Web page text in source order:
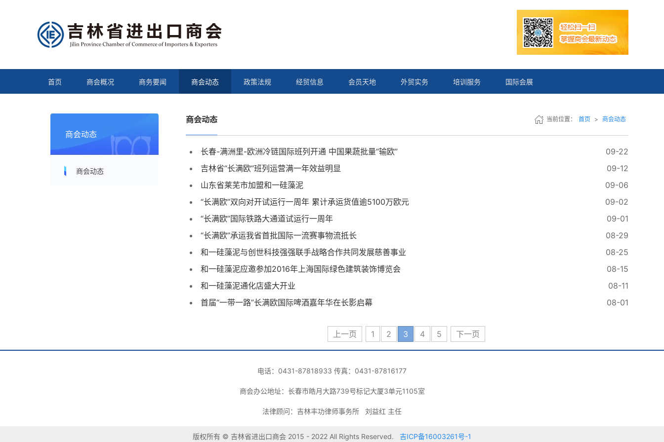
首页 商会概况 商务要闻 商会动态 政策法规 经贸信息 会员天地 外贸实务 培训服务 国际会展
商会动态
商会动态
商会动态 当前位置： 首页 > 商会动态
长春-满洲里-欧洲冷链国际班列开通 中国果蔬批量“输欧”
09-22
吉林省“长满欧”班列运营满一年效益明显
09-12
山东省莱芜市加盟和一硅藻泥
09-06
“长满欧”双向对开试运行一周年 累计承运货值逾5100万欧元
09-02
“长满欧”国际铁路大通道试运行一周年
09-01
“长满欧”承运我省首批国际一流赛事物流抵长
08-29
和一硅藻泥与创世科技强强联手战略合作共同发展慈善事业
08-25
和一硅藻泥应邀参加2016年上海国际绿色建筑装饰博览会
08-15
和一硅藻泥通化店盛大开业
08-11
首届“一带一路”长满欧国际啤酒嘉年华在长影启幕
08-01
上一页 1 2 3 4 5 下一页
电话：0431-87818933 传真：0431-87816177
商会办公地址：长春市皓月大路739号标记大厦3单元1105室
法律顾问：吉林丰功律师事务所 刘益红 主任
版权所有 © 吉林省进出口商会 2015 - 2022 All Rights Reserved. 吉ICP备16003261号-1